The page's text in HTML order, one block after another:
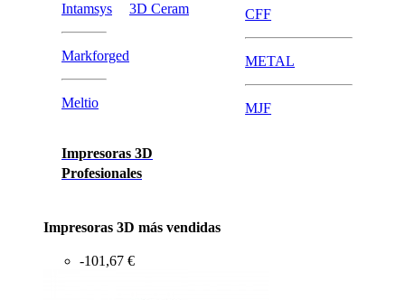
Intamsys
Markforged
Meltio
3D Ceram
Impresoras 3D
Profesionales
CFF
METAL
MJF
Impresoras 3D más vendidas
-101,67 €